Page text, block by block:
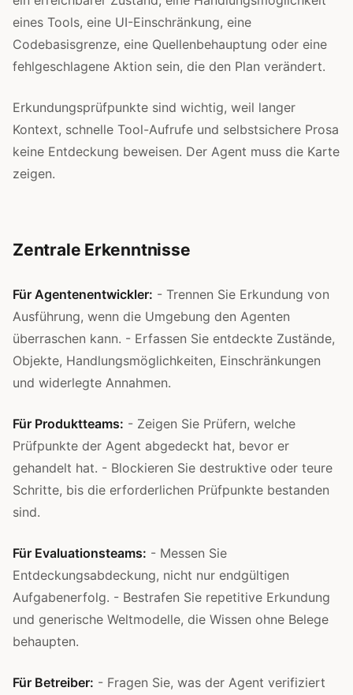
eines Tools, eine UI-Einschränkung, eine
Codebasisgrenze, eine Quellenbehauptung oder eine
fehlgeschlagene Aktion sein, die den Plan verändert.
Erkundungsprüfpunkte sind wichtig, weil langer
Kontext, schnelle Tool-Aufrufe und selbstsichere Prosa
keine Entdeckung beweisen. Der Agent muss die Karte
zeigen.
Zentrale Erkenntnisse
Für Agentenentwickler: - Trennen Sie Erkundung von
Ausführung, wenn die Umgebung den Agenten
überraschen kann. - Erfassen Sie entdeckte Zustände,
Objekte, Handlungsmöglichkeiten, Einschränkungen
und widerlegte Annahmen.
Für Produktteams: - Zeigen Sie Prüfern, welche
Prüfpunkte der Agent abgedeckt hat, bevor er
gehandelt hat. - Blockieren Sie destruktive oder teure
Schritte, bis die erforderlichen Prüfpunkte bestanden
sind.
Für Evaluationsteams: - Messen Sie
Entdeckungsabdeckung, nicht nur endgültigen
Aufgabenerfolg. - Bestrafen Sie repetitive Erkundung
und generische Weltmodelle, die Wissen ohne Belege
behaupten.
Für Betreiber: - Fragen Sie, was der Agent verifiziert